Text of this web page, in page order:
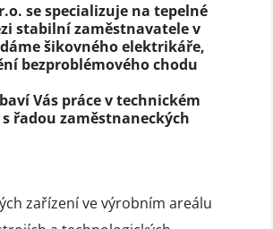
se specializuje na tepelné
stabilní zaměstnavatele v
šikovného elektrikáře,
bezproblémového chodu
Vás práce v technickém
řadou zaměstnaneckých
zařízení ve výrobním areálu